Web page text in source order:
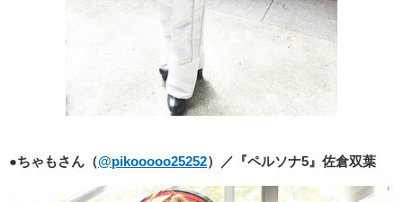
●ちゃもさん（@pikooooo25252）／『ペルソナ5』佐倉双葉